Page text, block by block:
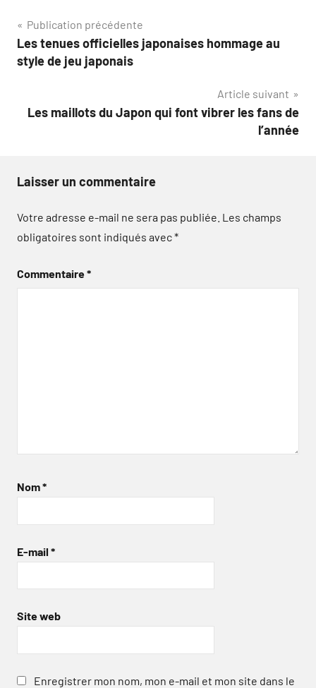
Navigation
de
Publication précédente
Les tenues officielles japonaises hommage au
style de jeu japonais
Article suivant
Les maillots du Japon qui font vibrer les fans de
l’année
Laisser un commentaire
Votre adresse e-mail ne sera pas publiée. Les champs
obligatoires sont indiqués avec*
Commentaire*
Nom*
E-mail *
Site web
Enregistrer mon nom, mon e-mail et mon site dans le